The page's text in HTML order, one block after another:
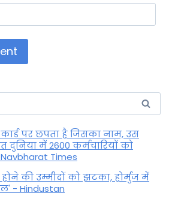
कार्ड पर छपता है जिसका नाम, उस
में 2600 कर्मचारियों को
Times
की उम्मीदों को झटका, होर्मुज में
- Hindustan